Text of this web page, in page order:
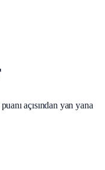
açısından yan yana